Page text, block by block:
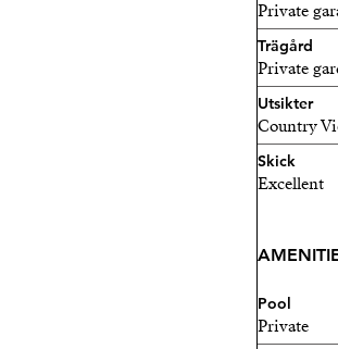
Private
Trägård
Private
Utsikter
Country
Skick
Excellent
Pool
Private